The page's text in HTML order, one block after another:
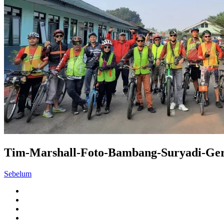
Tim-Marshall-Foto-Bambang-Suryadi-
Sebelum